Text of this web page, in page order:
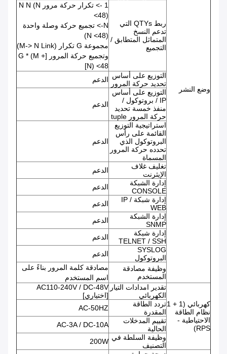
وضع النشر
ربط QTYs التي
تدعم النسخ
المتماثل المتطابق /
التجميع
1 -> تكرار حركة مرور N N (N
<48)
N-> تجميع حركة وصلة واحدة
(N <48)
مجموعة G تكرار (M-> N Link)
وتجميع حركة المرور [G * (M +
N) <48]
التوزيع على أساس
تحديد حركة المرور
الدعم
التوزيع على أساس
IP / بروتوكول /
منفذ خمسة تحديد
حركة المرور tuple
الدعم
استراتيجية التوزيع
القائمة على رأس
البروتوكول الذي
تحدده حركة المرور
المسماة
الدعم
تغليف غلاف
الإيثرنت
الدعم
إدارة الشبكة
CONSOLE
الدعم
إدارة شبكة IP /
WEB
الدعم
إدارة الشبكة
SNMP
الدعم
إدارة شبكة
TELNET / SSH
الدعم
SYSLOG
البروتوكول
الدعم
وظيفة مصادقة
المستخدم
مصادقة كلمة المرور بناءً على
اسم المستخدم
كهربائي (1 + 1
نظام الطاقة
الاحتياطية -
RPS)
تقدير امدادات التيار
الكهربائي
AC110-240V / DC-48V
[اختياري]
تردد الطاقة
المقدرة
AC-50HZ
تقييم المدخلات
الحالية
AC-3A / DC-10A
وظيفة السلطة في
التصنيف
200W